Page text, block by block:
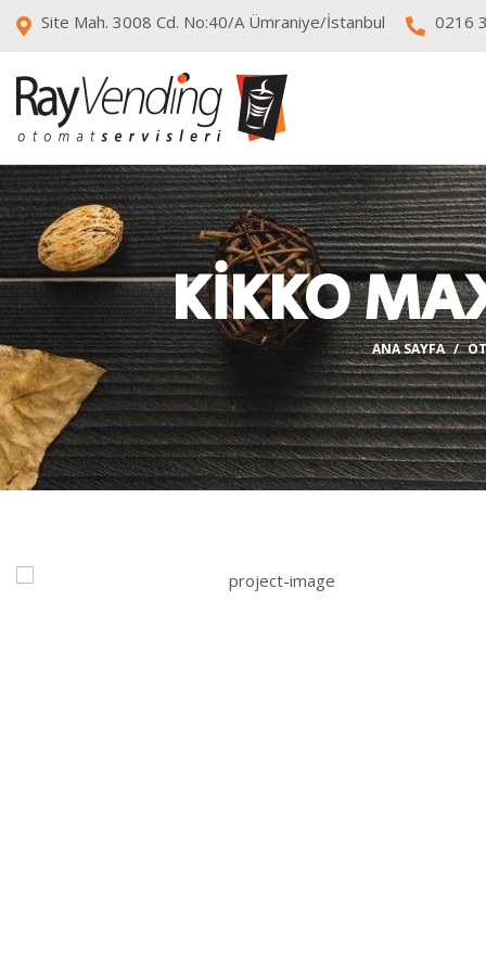
Site Mah. 3008 Cd. No:40/A Ümraniye/İstanbul 0216
KİKKO
ANA SAYFA